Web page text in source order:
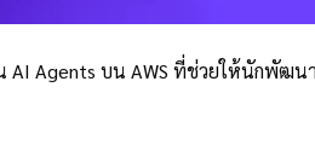
Agents บน AWS ที่ช่วยให้นักพัฒนา